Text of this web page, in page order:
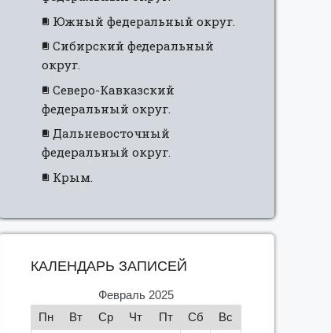
Южный федеральный округ.
Сибирский федеральный
округ.
Северо-Кавказский
федеральный округ.
Дальневосточный
федеральный округ.
Крым.
КАЛЕНДАРЬ ЗАПИСЕЙ
Февраль 2025
Пн
Вт Ср Чт Пт Сб
Вс